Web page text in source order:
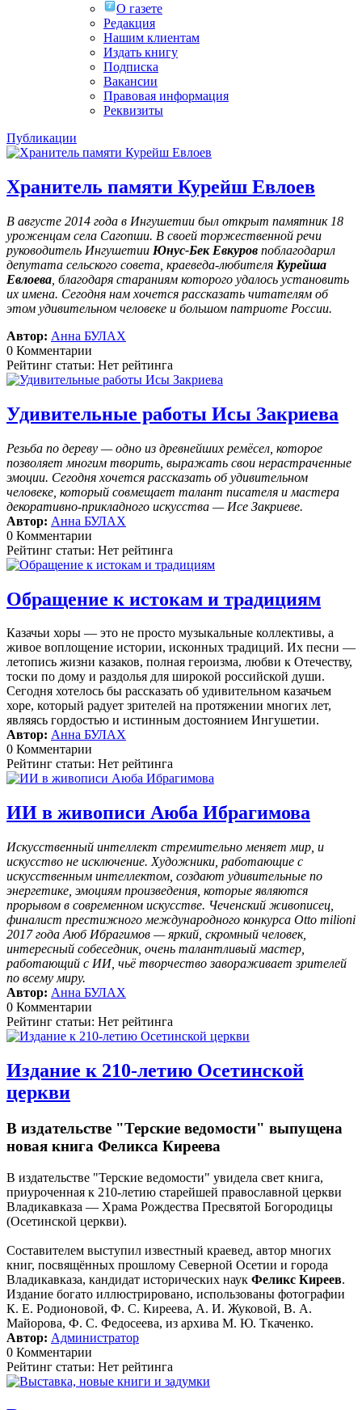
О газете
Редакция
Нашим клиентам
Издать книгу
Подписка
Вакансии
Правовая информация
Реквизиты
Публикации
Хранитель памяти Курейш Евлоев
В августе 2014 года в Ингушетии был открыт памятник 18
уроженцам села Сагопши. В своей торжественной речи
руководитель Ингушетии Юнус-Бек Евкуров поблагодарил
депутата сельского совета, краеведа-любителя Курейша
Евлоева , благодаря стараниям которого удалось установить
их имена. Сегодня нам хочется рассказать читателям об
этом удивительном человеке и большом патриоте России.
Автор: Анна БУЛАХ
0 Комментарии
Рейтинг статьи: Нет рейтинга
Удивительные работы Исы Закриева
Резьба по дереву — одно из древнейших ремёсел, которое
позволяет многим творить, выражать свои нерастраченные
эмоции. Сегодня хочется рассказать об удивительном
человеке, который совмещает талант писателя и мастера
декоративно-прикладного искусства — Исе Закриеве.
Автор: Анна БУЛАХ
0 Комментарии
Рейтинг статьи: Нет рейтинга
Обращение к истокам и традициям
Казачьи хоры — это не просто музыкальные коллективы, а
живое воплощение истории, исконных традиций. Их песни —
летопись жизни казаков, полная героизма, любви к Отечеству,
тоски по дому и раздолья для широкой российской души.
Сегодня хотелось бы рассказать об удивительном казачьем
хоре, который радует зрителей на протяжении многих лет,
являясь гордостью и истинным достоянием Ингушетии.
Автор: Анна БУЛАХ
0 Комментарии
Рейтинг статьи: Нет рейтинга
ИИ в живописи Аюба Ибрагимова
Искусственный интеллект стремительно меняет мир, и
искусство не исключение. Художники, работающие с
искусственным интеллектом, создают удивительные по
энергетике, эмоциям произведения, которые являются
прорывом в современном искусстве. Чеченский живописец,
финалист престижного международного конкурса Otto milioni
2017 года Аюб Ибрагимов — яркий, скромный человек,
интересный собеседник, очень талантливый мастер,
работающий с ИИ, чьё творчество завораживает зрителей
по всему миру.
Автор: Анна БУЛАХ
0 Комментарии
Рейтинг статьи: Нет рейтинга
Издание к 210-летию Осетинской
церкви
В издательстве "Терские ведомости" выпущена
новая книга Феликса Киреева
В издательстве "Терские ведомости" увидела свет книга,
приуроченная к 210-летию старейшей православной церкви
Владикавказа — Храма Рождества Пресвятой Богородицы
(Осетинской церкви).
Составителем выступил известный краевед, автор многих
книг, посвящённых прошлому Северной Осетии и города
Владикавказа, кандидат исторических наук Феликс Киреев.
Издание богато иллюстрировано, использованы фотографии
К. Е. Родионовой, Ф. С. Киреева, А. И. Жуковой, В. А.
Майорова, Ф. С. Федосеева, из архива М. Ю. Ткаченко.
Автор: Администратор
0 Комментарии
Рейтинг статьи: Нет рейтинга